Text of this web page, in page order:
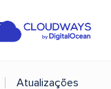
Atualizações